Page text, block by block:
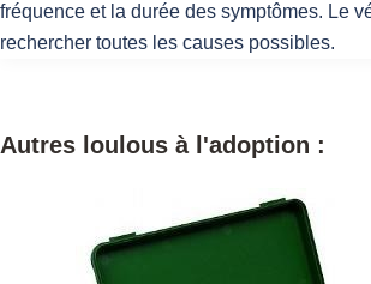
fréquence et la durée des symptômes. Le
rechercher toutes les causes possibles.
Autres loulous à l'adoption :